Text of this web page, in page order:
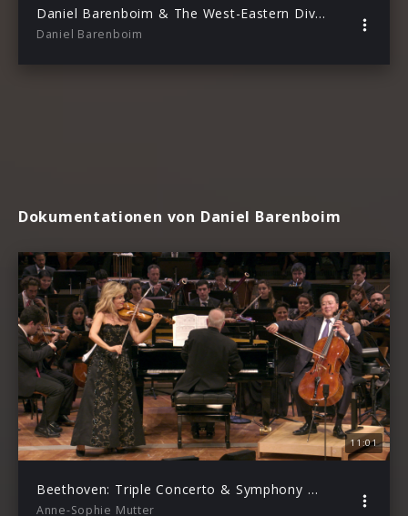
Daniel Barenboim & The West-Eastern Divan Orchestra
Daniel Barenboim
Dokumentationen von Daniel Barenboim
11:01
Beethoven: Triple Concerto & Symphony No. 7 (Trailer)
Anne-Sophie Mutter